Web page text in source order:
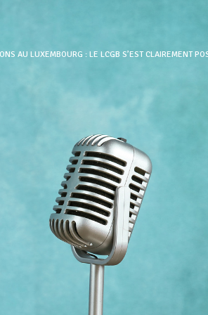
AU LUXEMBOURG : LE LCGB S’EST CLAIREMENT